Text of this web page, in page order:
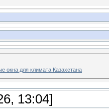
окна для климата Казахстана
13:04]